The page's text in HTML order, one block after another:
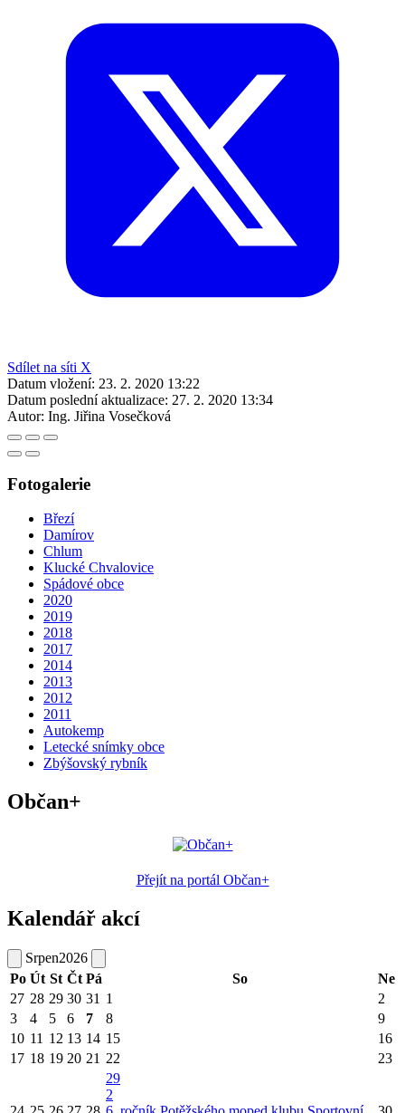
Sdílet na síti X
Datum vložení: 23. 2. 2020 13:22
Datum poslední aktualizace: 27. 2. 2020 13:34
Autor: Ing. Jiřina Vosečková
Fotogalerie
Březí
Damírov
Chlum
Klucké Chvalovice
Spádové obce
2020
2019
2018
2017
2014
2013
2012
2011
Autokemp
Letecké snímky obce
Zbýšovský rybník
Občan+
Přejít na portál Občan+
Kalendář akcí
Srpen2026
Po Út St Čt Pá So
Ne
27 28 29 30 31 1
2
3
4 5 6 7 8
9
10 11 12 13 14 15
16
17 18 19 20 21 22 23
29
2